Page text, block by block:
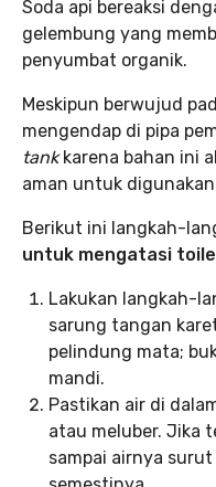
Soda api bereaksi
gelembung yang
penyumbat organik.
Meskipun berwujud
mengendap di pipa
tankkarena bahan ini
aman untuk
Berikut ini langkah-
untuk mengatasi
Lakukan langkah-
sarung tangan
pelindung mata;
mandi.
Pastikan air di
atau meluber. Jika
sampai airnya